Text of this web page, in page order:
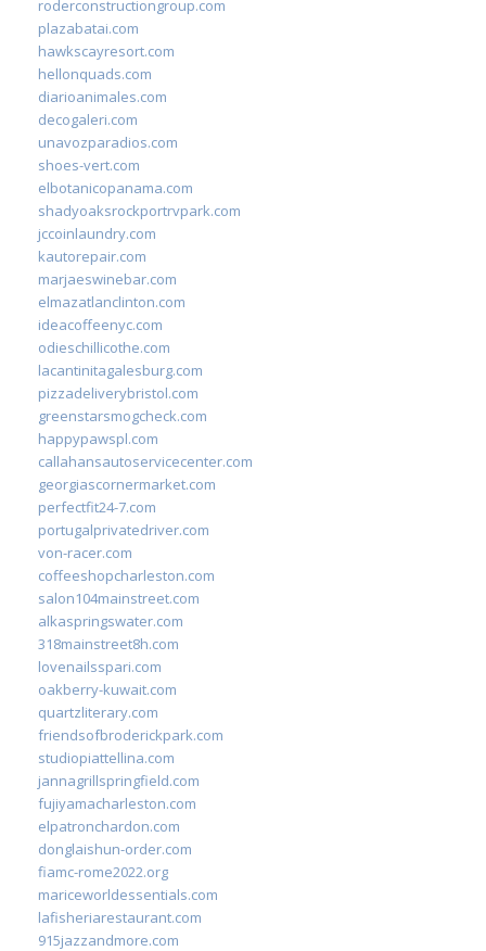
roderconstructiongroup.com
plazabatai.com
hawkscayresort.com
hellonquads.com
diarioanimales.com
decogaleri.com
unavozparadios.com
shoes-vert.com
elbotanicopanama.com
shadyoaksrockportrvpark.com
jccoinlaundry.com
kautorepair.com
marjaeswinebar.com
elmazatlanclinton.com
ideacoffeenyc.com
odieschillicothe.com
lacantinitagalesburg.com
pizzadeliverybristol.com
greenstarsmogcheck.com
happypawspl.com
callahansautoservicecenter.com
georgiascornermarket.com
perfectfit24-7.com
portugalprivatedriver.com
von-racer.com
coffeeshopcharleston.com
salon104mainstreet.com
alkaspringswater.com
318mainstreet8h.com
lovenailsspari.com
oakberry-kuwait.com
quartzliterary.com
friendsofbroderickpark.com
studiopiattellina.com
jannagrillspringfield.com
fujiyamacharleston.com
elpatronchardon.com
donglaishun-order.com
fiamc-rome2022.org
mariceworldessentials.com
lafisheriarestaurant.com
915jazzandmore.com